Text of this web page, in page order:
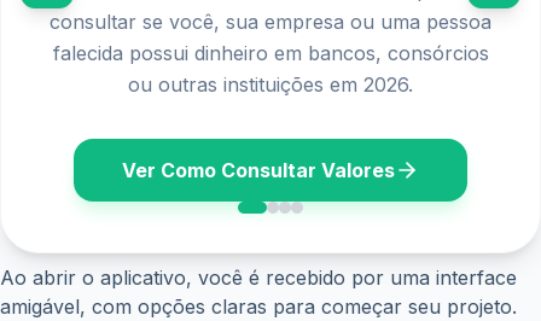
Confira o calendário oficial de pagamentos e os
requisitos atualizados para solicitar o seu abono
salarial diretamente no seu banco ou aplicativo.
Ver Calendário
Ao abrir o aplicativo, você é recebido por uma interface
amigável, com opções claras para começar seu projeto.